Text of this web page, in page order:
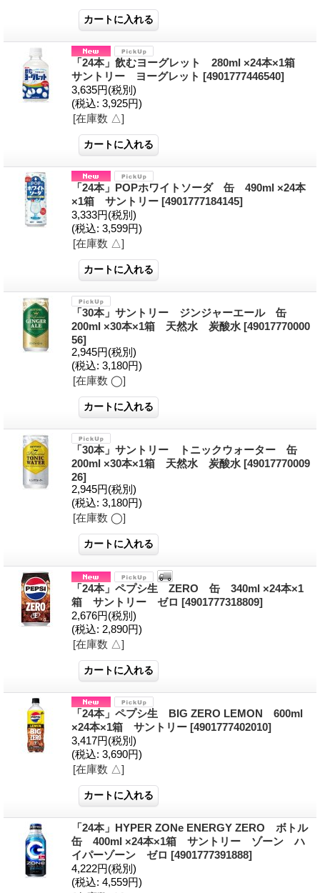
「24本」飲むヨーグレット 280ml ×24本×1箱
サントリー ヨーグレット [4901777446540]
3,635円(税別)
(税込: 3,925円)
[在庫数 △]
「24本」POPホワイトソーダ 缶 490ml ×24本
×1箱 サントリー [4901777184145]
3,333円(税別)
(税込: 3,599円)
[在庫数 △]
「30本」サントリー ジンジャーエール 缶
200ml ×30本×1箱 天然水 炭酸水 [49017770000
56]
2,945円(税別)
(税込: 3,180円)
[在庫数 ◯]
「30本」サントリー トニックウォーター 缶
200ml ×30本×1箱 天然水 炭酸水 [49017770009
26]
2,945円(税別)
(税込: 3,180円)
[在庫数 ◯]
「24本」ペプシ生 ZERO 缶 340ml ×24本×1
箱 サントリー ゼロ [4901777318809]
2,676円(税別)
(税込: 2,890円)
[在庫数 △]
「24本」ペプシ生 BIG ZERO LEMON 600ml
×24本×1箱 サントリー [4901777402010]
3,417円(税別)
(税込: 3,690円)
[在庫数 △]
「24本」HYPER ZONe ENERGY ZERO ボトル
缶 400ml ×24本×1箱 サントリー ゾーン ハ
イパーゾーン ゼロ [4901777391888]
4,222円(税別)
(税込: 4,559円)